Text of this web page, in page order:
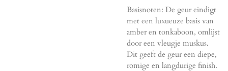
Basisnoten: De geur eindigt
met een luxueuze basis van
amber en tonkaboon, omlijst
door een vleugje muskus.
Dit geeft de geur een diepe,
romige en langdurige finish.